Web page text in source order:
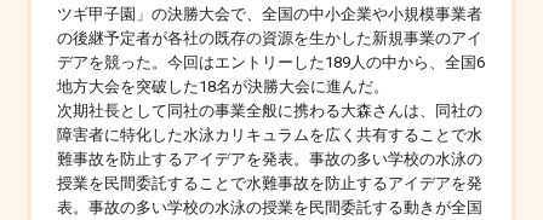
ツギ甲子園」の決勝大会で、全国の中小企業や小規模事業者
の後継予定者が各社の既存の資源を生かした新規事業のアイ
デアを競った。今回はエントリーした189人の中から、全国6
地方大会を突破した18名が決勝大会に進んだ。
次期社長として同社の事業全般に携わる大森さんは、同社の
障害者に特化した水泳カリキュラムを広く共有することで水
難事故を防止するアイデアを発表。事故の多い学校の水泳の
授業を民間委託することで水難事故を防止するアイデアを発
表。事故の多い学校の水泳の授業を民間委託する動きが全国